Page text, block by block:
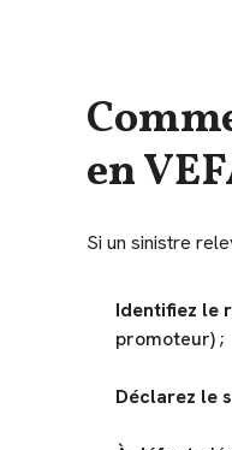
en
Si un sinistre
Identifiez le
promoteur) ;
Déclarez le